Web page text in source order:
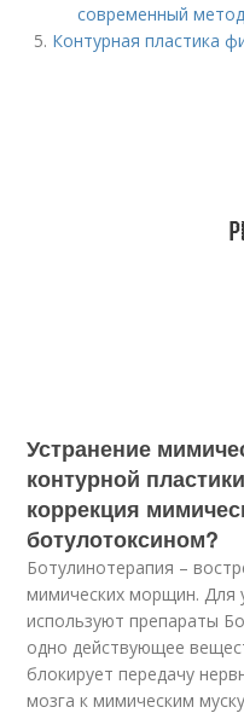
современный
Контурная пластика
Устранение
контурной
коррекция
ботулотоксином?
Ботулинотерапия –
мимических морщин. Для
используют препараты
одно действующее
блокирует передачу
мозга к мимическим